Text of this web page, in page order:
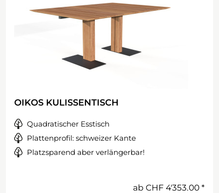
OIKOS KULISSENTISCH
Quadratischer Esstisch
Plattenprofil: schweizer Kante
Platzsparend aber verlängerbar!
ab CHF 4'353.00